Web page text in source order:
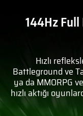
144Hz Full
Hızlı
Battleground ve
ya da MMORPG
hızlı aktığı